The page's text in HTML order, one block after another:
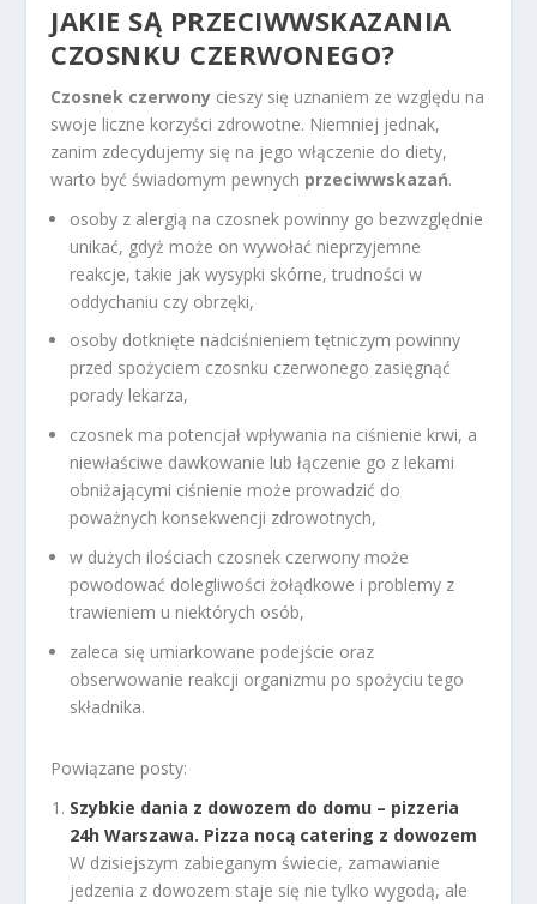
JAKIE SĄ PRZECIWWSKAZANIA
CZOSNKU CZERWONEGO?
Czosnek czerwony cieszy się uznaniem ze względu na
swoje liczne korzyści zdrowotne. Niemniej jednak,
zanim zdecydujemy się na jego włączenie do diety,
warto być świadomym pewnych przeciwwskazań.
osoby z alergią na czosnek powinny go bezwzględnie
unikać, gdyż może on wywołać nieprzyjemne
reakcje, takie jak wysypki skórne, trudności w
oddychaniu czy obrzęki,
osoby dotknięte nadciśnieniem tętniczym powinny
przed spożyciem czosnku czerwonego zasięgnąć
porady lekarza,
czosnek ma potencjał wpływania na ciśnienie krwi, a
niewłaściwe dawkowanie lub łączenie go z lekami
obniżającymi ciśnienie może prowadzić do
poważnych konsekwencji zdrowotnych,
w dużych ilościach czosnek czerwony może
powodować dolegliwości żołądkowe i problemy z
trawieniem u niektórych osób,
zaleca się umiarkowane podejście oraz
obserwowanie reakcji organizmu po spożyciu tego
składnika.
Powiązane posty:
Szybkie dania z dowozem do domu – pizzeria
24h Warszawa. Pizza nocą catering z dowozem
W dzisiejszym zabieganym świecie, zamawianie
jedzenia z dowozem staje się nie tylko wygodą, ale